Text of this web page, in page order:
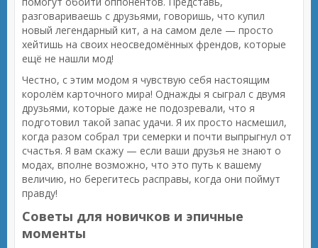
разговариваешь с друзьями, говоришь, что купил
новый легендарный кит, а на самом деле — просто
хейтишь на своих неосведомённых френдов, которые
ещё не нашли мод!
Честно, с этим модом я чувствую себя настоящим
королём карточного мира! Однажды я сыграл с двумя
друзьями, которые даже не подозревали, что я
подготовил такой запас удачи. Я их просто насмешил,
когда разом собрал три семерки и почти выпрыгнул от
счастья. Я вам скажу — если ваши друзья не знают о
модах, вполне возможно, что это путь к вашему
величию, но берегитесь расправы, когда они поймут
правду!
Советы для новичков и эпичные
моменты